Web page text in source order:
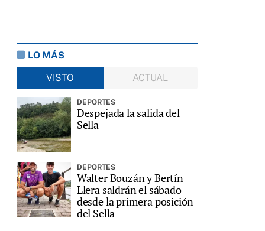
LO MÁS
VISTO
ACTUAL
DEPORTES
Despejada la salida del
Sella
DEPORTES
Walter Bouzán y Bertín
Llera saldrán el sábado
desde la primera posición
del Sella